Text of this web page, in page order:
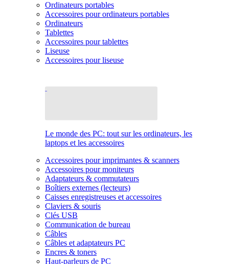
Ordinateurs portables
Accessoires pour ordinateurs portables
Ordinateurs
Tablettes
Accessoires pour tablettes
Liseuse
Accessoires pour liseuse
Le monde des PC: tout sur les ordinateurs, les
laptops et les accessoires
Accessoires pour imprimantes & scanners
Accessoires pour moniteurs
Adaptateurs & commutateurs
Boîtiers externes (lecteurs)
Caisses enregistreuses et accessoires
Claviers & souris
Clés USB
Communication de bureau
Câbles
Câbles et adaptateurs PC
Encres & toners
Haut-parleurs de PC